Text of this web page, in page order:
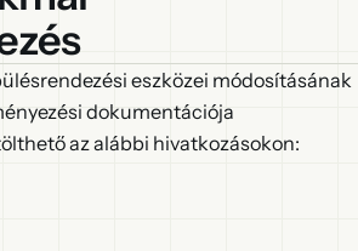
eszközei módosításának
dokumentációja
az alábbi hivatkozásokon: